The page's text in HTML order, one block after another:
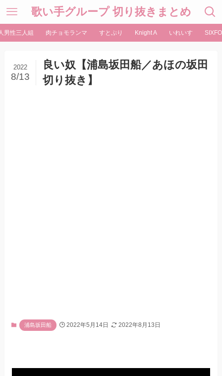
歌い手グループ 切り抜きまとめ
男性三人組 肉チョモランマ すとぷり Knight A いれいす
良い奴【浦島坂田船／あほの坂田
切り抜き】
2022
8/13
浦島坂田船 2022年5月14日 2022年8月13日